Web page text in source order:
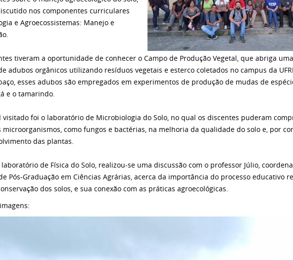
nos componentes curriculares
e Agroecossistemas: Manejo e
tiveram a oportunidade de conhecer o Campo de Produção Vegetal, que abriga
adubos orgânicos utilizando resíduos vegetais e esterco coletados no campus da
esses adubos são empregados em experimentos de produção de mudas de
e o tamarindo.
visitado foi o laboratório de Microbiologia do Solo, no qual os discentes puderam
microorganismos, como fungos e bactérias, na melhoria da qualidade do solo e, por
das plantas.
laboratório de Física do Solo, realizou-se uma discussão com o professor Júlio,
Pós-Graduação em Ciências Agrárias, acerca da importância do processo educativo
dos solos, e sua conexão com as práticas agroecológicas.